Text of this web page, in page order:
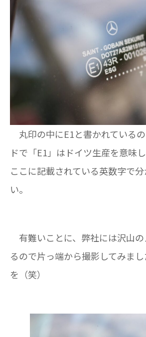
丸印の中にE1と書かれている
ドで「E1」はドイツ生産を意味
ここに記載されている英数字で
い。
有難いことに、弊社には沢山
るので片っ端から撮影してみま
を（笑）